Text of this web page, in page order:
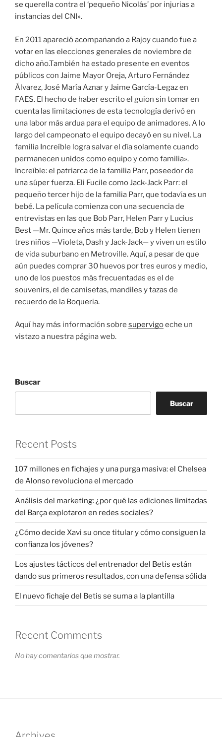
se querella contra el ‘pequeño Nicolás’ por injurias a
instancias del CNI».
En 2011 apareció acompañando a Rajoy cuando fue a
votar en las elecciones generales de noviembre de
dicho año.También ha estado presente en eventos
públicos con Jaime Mayor Oreja, Arturo Fernández
Álvarez, José María Aznar y Jaime García-Legaz en
FAES. El hecho de haber escrito el guion sin tomar en
cuenta las limitaciones de esta tecnología derivó en
una labor más ardua para el equipo de animadores. A lo
largo del campeonato el equipo decayó en su nivel. La
familia Increíble logra salvar el día solamente cuando
permanecen unidos como equipo y como familia».
Increíble: el patriarca de la familia Parr, poseedor de
una súper fuerza. Eli Fucile como Jack-Jack Parr: el
pequeño tercer hijo de la familia Parr, que todavía es un
bebé. La película comienza con una secuencia de
entrevistas en las que Bob Parr, Helen Parr y Lucius
Best —Mr. Quince años más tarde, Bob y Helen tienen
tres niños —Violeta, Dash y Jack-Jack— y viven un estilo
de vida suburbano en Metroville. Aquí, a pesar de que
aún puedes comprar 30 huevos por tres euros y medio,
uno de los puestos más frecuentadas es el de
souvenirs, el de camisetas, mandiles y tazas de
recuerdo de la Boqueria.
Aquí hay más información sobre supervigoeche un
vistazo a nuestra página web.
Buscar
Buscar
Recent Posts
107 millones en fichajes y una purga masiva: el Chelsea
de Alonso revoluciona el mercado
Análisis del marketing: ¿por qué las ediciones limitadas
del Barça explotaron en redes sociales?
¿Cómo decide Xavi su once titular y cómo consiguen la
confianza los jóvenes?
Los ajustes tácticos del entrenador del Betis están
dando sus primeros resultados, con una defensa sólida
El nuevo fichaje del Betis se suma a la plantilla
Recent Comments
No hay comentarios que mostrar.